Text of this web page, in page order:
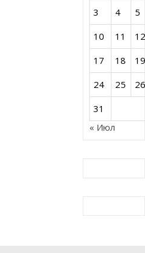
3 4
5
10
11
17
18
24
25
31
« Июл